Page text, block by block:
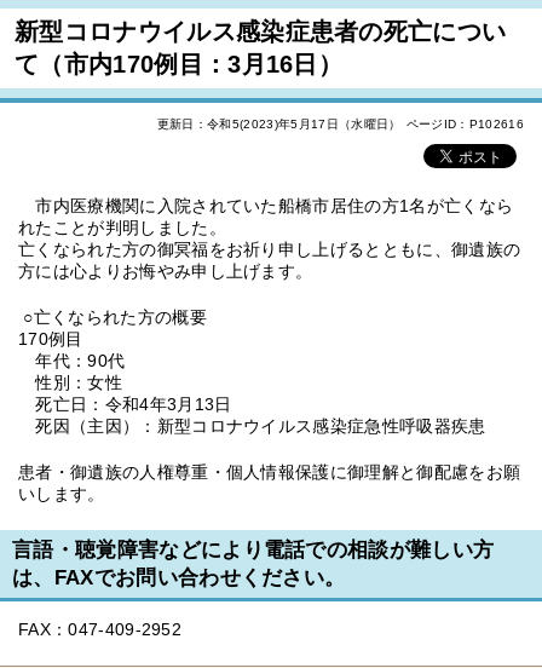
新型コロナウイルス感染症患者の死亡につい
て（市内170例目：3月16日）
更新日：令和5(2023)年5月17日（水曜日） ページID：P102616
市内医療機関に入院されていた船橋市居住の方1名が亡くなら
れたことが判明しました。
亡くなられた方の御冥福をお祈り申し上げるとともに、御遺族の
方には心よりお悔やみ申し上げます。
○亡くなられた方の概要
170例目
年代：90代
性別：女性
死亡日：令和4年3月13日
死因（主因）：新型コロナウイルス感染症急性呼吸器疾患
患者・御遺族の人権尊重・個人情報保護に御理解と御配慮をお願
いします。
言語・聴覚障害などにより電話での相談が難しい方
は、FAXでお問い合わせください。
FAX：047-409-2952